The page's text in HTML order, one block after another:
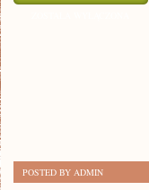
POSTED BY ADMIN